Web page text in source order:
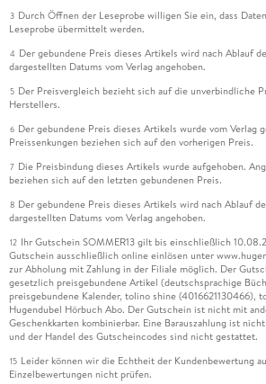
3 Durch Öffnen der Leseprobe willigen Sie ein, dass
Leseprobe übermittelt werden.
4 Der gebundene Preis dieses Artikels wird nach Ablauf
dargestellten Datums vom Verlag angehoben.
5 Der Preisvergleich bezieht sich auf die unverbindliche
Herstellers.
6 Der gebundene Preis dieses Artikels wurde vom Verlag
Preissenkungen beziehen sich auf den vorherigen Preis.
7 Die Preisbindung dieses Artikels wurde aufgehoben.
beziehen sich auf den letzten gebundenen Preis.
8 Der gebundene Preis dieses Artikels wird nach Ablauf
dargestellten Datums vom Verlag angehoben.
12 Ihr Gutschein SOMMER13 gilt bis einschließlich
Gutschein ausschließlich online einlösen unter
zur Abholung mit Zahlung in der Filiale möglich. Der
gesetzlich preisgebundene Artikel (deutschsprachige
preisgebundene Kalender, tolino shine (4016621130466),
Hugendubel Hörbuch Abo. Der Gutschein ist nicht mit
Geschenkkarten kombinierbar. Eine Barauszahlung ist
und der Handel des Gutscheincodes sind nicht gestattet.
15 Leider können wir die Echtheit der Kundenbewertung
Einzelbewertungen nicht prüfen.